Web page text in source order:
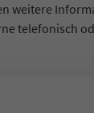
weitere
telefonisch
/ B2B